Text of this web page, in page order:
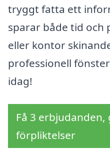
tryggt fatta ett
sparar både tid och
eller kontor
professionell
idag!
Få 3
förpliktelser